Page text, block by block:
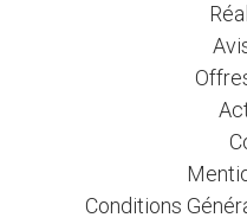
Conditions